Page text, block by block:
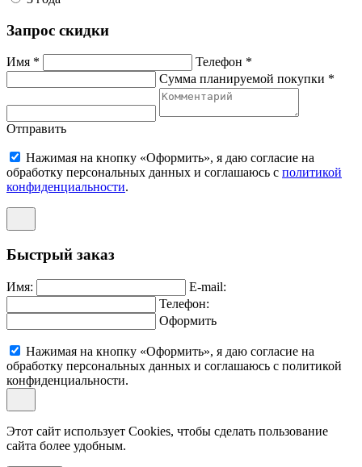
Запрос скидки
Имя *
Телефон *
Сумма планируемой покупки *
Отправить
Нажимая на кнопку «Оформить», я даю согласие на
обработку персональных данных и соглашаюсь c политикой
конфиденциальности.
Быстрый заказ
Имя:
E-mail:
Телефон:
Оформить
Нажимая на кнопку «Оформить», я даю согласие на
обработку персональных данных и соглашаюсь c политикой
конфиденциальности.
Этот сайт использует Cookies, чтобы сделать пользование
сайта более удобным.